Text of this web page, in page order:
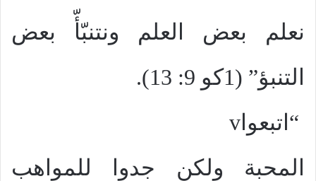
نعلم بعض العلم ونتنبّأّ بعض
التنبؤ” (1كو
9: 13
).
v “اتبعوا
المحبة ولكن جدوا للمواهب